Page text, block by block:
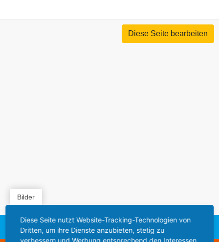
Diese Seite bearbeiten
Bilder
Diese Seite nutzt Website-Tracking-Technologien von
Dritten, um ihre Dienste anzubieten, stetig zu
verbessern und Werbung entsprechend den Interessen